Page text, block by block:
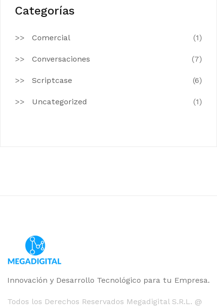
Categorías
Comercial (1)
Conversaciones (7)
Scriptcase (6)
Uncategorized (1)
Innovación y Desarrollo Tecnológico para tu Empresa.
Todos los Derechos Reservados Megadigital S.R.L. @